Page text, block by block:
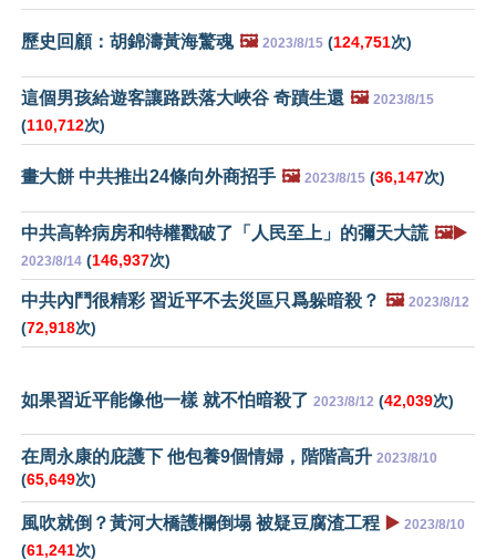
歷史回顧：胡錦濤黃海驚魂 🖼️ 2023/8/15 (124,751次)
這個男孩給遊客讓路跌落大峽谷 奇蹟生還 🖼️ 2023/8/15
(110,712次)
畫大餅 中共推出24條向外商招手 🖼️ 2023/8/15 (36,147次)
中共高幹病房和特權戳破了「人民至上」的彌天大謊 🖼️▶️
2023/8/14 (146,937次)
中共內鬥很精彩 習近平不去災區只爲躲暗殺？ 🖼️ 2023/8/12
(72,918次)
如果習近平能像他一樣 就不怕暗殺了 2023/8/12 (42,039次)
在周永康的庇護下 他包養9個情婦，階階高升 2023/8/10
(65,649次)
風吹就倒？黃河大橋護欄倒塌 被疑豆腐渣工程 ▶️ 2023/8/10
(61,241次)